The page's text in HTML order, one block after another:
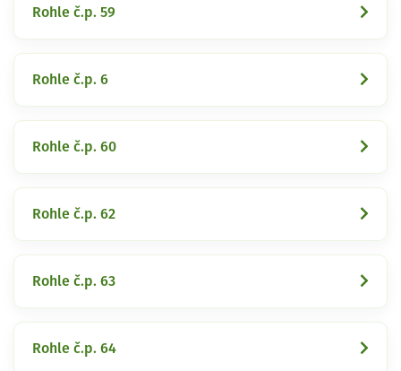
Rohle č.p. 59
Rohle č.p. 6
Rohle č.p. 60
Rohle č.p. 62
Rohle č.p. 63
Rohle č.p. 64